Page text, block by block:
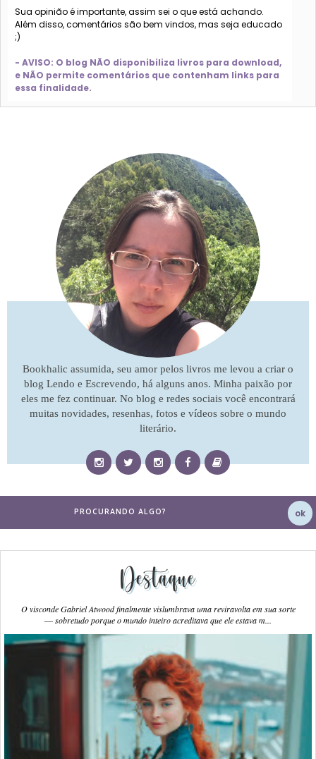
Sua opinião é importante, assim sei o que está achando.
Além disso, comentários são bem vindos, mas seja educado
;)
- AVISO: O blog NÃO disponibiliza livros para download,
e NÃO permite comentários que contenham links para
essa finalidade.
Bookhalic assumida, seu amor pelos livros me levou a criar o
blog Lendo e Escrevendo, há alguns anos. Minha paixão por
eles me fez continuar. No blog e redes sociais você encontrará
muitas novidades, resenhas, fotos e vídeos sobre o mundo
literário.
Destaque
O visconde Gabriel Atwood finalmente vislumbrava uma reviravolta em sua sorte
― sobretudo porque o mundo inteiro acreditava que ele estava m...